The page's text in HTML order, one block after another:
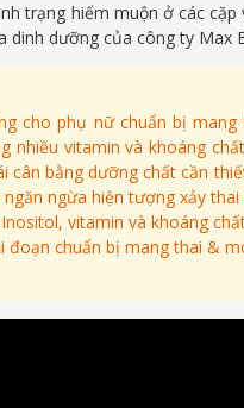
trạng hiếm muộn ở các
dinh dưỡng của công ty Max
cho phụ nữ chuẩn bị
nhiều vitamin và khoáng
cân bằng dưỡng chất cần
ngừa hiện tượng xảy
vitamin và khoáng
đoạn chuẩn bị mang thai &